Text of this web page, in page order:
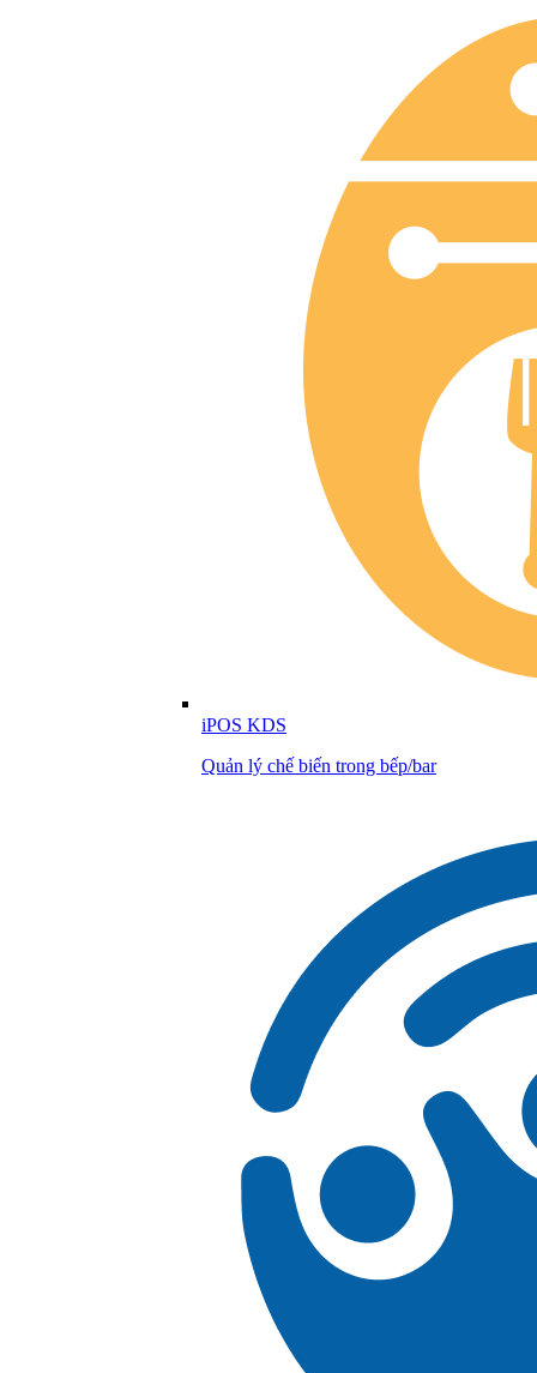
iPOS KDS
Quản lý chế biến trong bếp/bar